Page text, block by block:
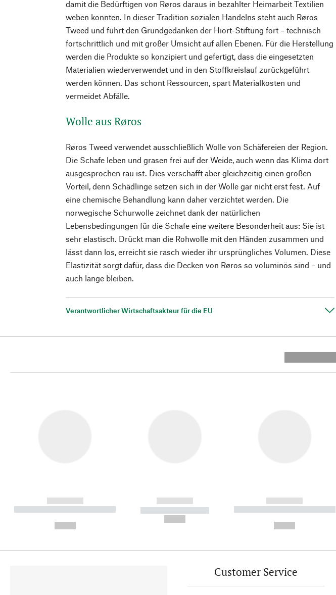
damit die Bedürftigen von Røros daraus in bezahlter Heimarbeit Textilien
weben konnten. In dieser Tradition sozialen Handelns steht auch Røros
Tweed und führt den Grundgedanken der Hiort-Stiftung fort – technisch
fortschrittlich und mit großer Umsicht auf allen Ebenen. Für die Herstellung
werden die Produkte so konzipiert und gefertigt, dass die eingesetzten
Materialien wiederverwendet und in den Stoffkreislauf zurückgeführt
werden können. Das schont Ressourcen, spart Materialkosten und
vermeidet Abfälle.
Wolle aus Røros
Røros Tweed verwendet ausschließlich Wolle von Schäfereien der Region.
Die Schafe leben und grasen frei auf der Weide, auch wenn das Klima dort
ausgesprochen rau ist. Dies verschafft aber gleichzeitig einen großen
Vorteil, denn Schädlinge setzen sich in der Wolle gar nicht erst fest. Auf
eine chemische Behandlung kann daher verzichtet werden. Die
norwegische Schurwolle zeichnet dank der natürlichen
Lebensbedingungen für die Schafe eine weitere Besonderheit aus: Sie ist
sehr elastisch. Drückt man die Rohwolle mit den Händen zusammen und
lässt dann los, erreicht sie rasch wieder ihr ursprüngliches Volumen. Diese
Elastizität sorgt dafür, dass die Decken von Røros so voluminös sind – und
auch lange bleiben.
Verantwortlicher Wirtschaftsakteur für die EU
------------
----------- ----------- ----------
------------
----------- -----------
------------
----------- ----------- ----------
Customer Service